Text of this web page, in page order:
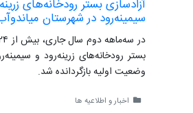
آزادسازی بستر رودخانه‌های
سیمینه‌رود در شهرستان
بستر رودخانه‌های زرینه‌رود و
وضعیت اولیه بازگردانده شد.
اخبار و اطلاعیه ها